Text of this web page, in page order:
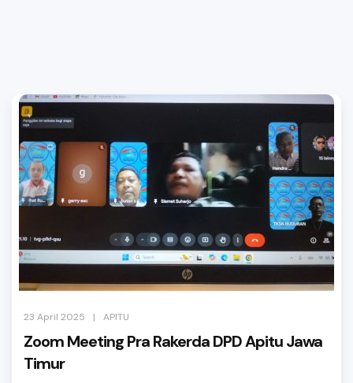
23 April 2025 | APITU
Zoom Meeting Pra Rakerda DPD Apitu Jawa
Timur